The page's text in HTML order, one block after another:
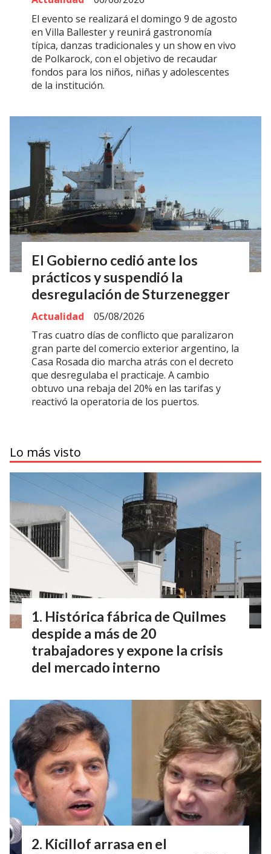
El evento se realizará el domingo 9 de agosto
en Villa Ballester y reunirá gastronomía
típica, danzas tradicionales y un show en vivo
de Polkarock, con el objetivo de recaudar
fondos para los niños, niñas y adolescentes
de la institución.
El Gobierno cedió ante los
prácticos y suspendió la
desregulación de Sturzenegger
Actualidad
05/08/2026
Tras cuatro días de conflicto que paralizaron
gran parte del comercio exterior argentino, la
Casa Rosada dio marcha atrás con el decreto
que desregulaba el practicaje. A cambio
obtuvo una rebaja del 20% en las tarifas y
reactivó la operatoria de los puertos.
Lo más visto
Histórica fábrica de Quilmes
despide a más de 20
trabajadores y expone la crisis
del mercado interno
Kicillof arrasa en el